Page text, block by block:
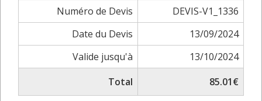
Numéro de Devis
DEVIS-V1_1336
Date du Devis
13/09/2024
Valide jusqu'à
13/10/2024
Total
85.01€